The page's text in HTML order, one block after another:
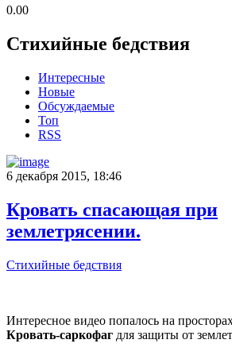
0.00
Стихийные бедствия
Интересные
Новые
Обсуждаемые
Топ
RSS
6 декабря 2015, 18:46
Кровать спасающая при
землетрясении.
Стихийные бедствия
Интересное видео попалось на
Кровать-саркофаг для защиты от